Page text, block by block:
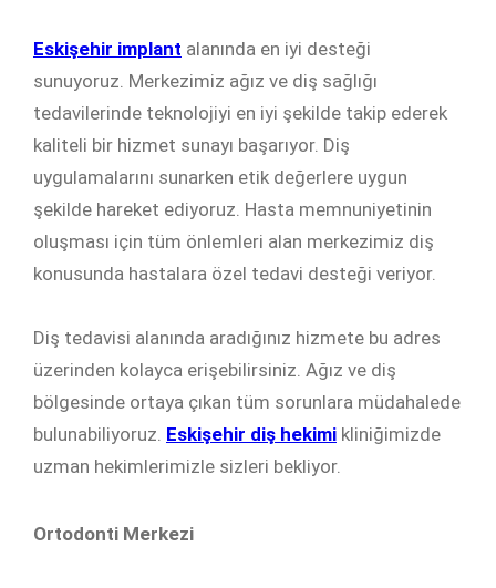
Eskişehir implant alanında en iyi desteği
sunuyoruz. Merkezimiz ağız ve diş sağlığı
tedavilerinde teknolojiyi en iyi şekilde takip ederek
kaliteli bir hizmet sunayı başarıyor. Diş
uygulamalarını sunarken etik değerlere uygun
şekilde hareket ediyoruz. Hasta memnuniyetinin
oluşması için tüm önlemleri alan merkezimiz diş
konusunda hastalara özel tedavi desteği veriyor.
Diş tedavisi alanında aradığınız hizmete bu adres
üzerinden kolayca erişebilirsiniz. Ağız ve diş
bölgesinde ortaya çıkan tüm sorunlara müdahalede
bulunabiliyoruz. Eskişehir diş hekimi kliniğimizde
uzman hekimlerimizle sizleri bekliyor.
Ortodonti Merkezi